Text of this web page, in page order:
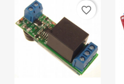
favorite_border